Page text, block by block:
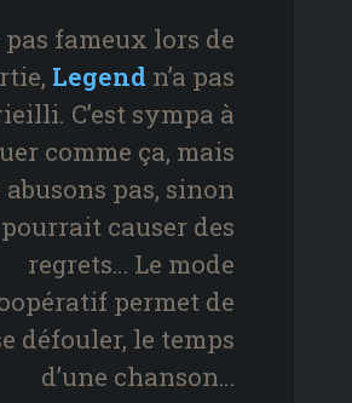
pas fameux lors de
Legend n’a pas
C’est sympa à
comme ça, mais
abusons pas, sinon
causer des
regrets… Le mode
permet de
défouler, le temps
d’une chanson…